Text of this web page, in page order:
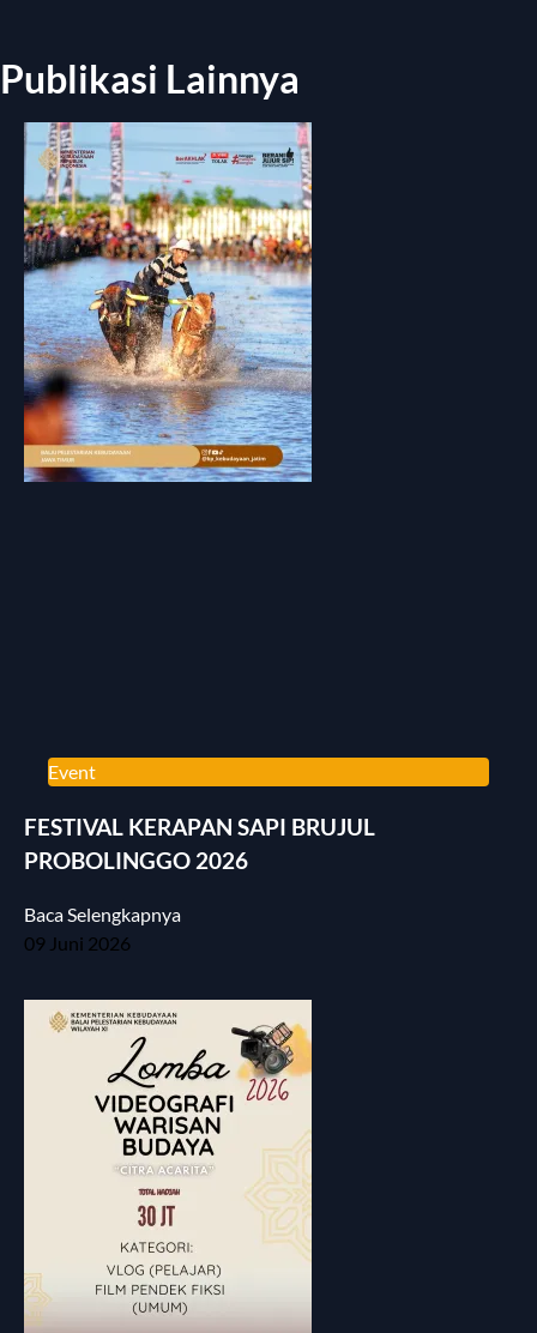
Publikasi Lainnya
Event
FESTIVAL KERAPAN SAPI BRUJUL
PROBOLINGGO 2026
Baca Selengkapnya
09 Juni 2026